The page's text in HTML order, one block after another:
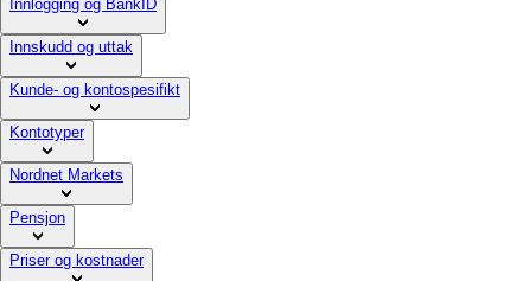
Innlogging og BankID
Innskudd og uttak
Kunde- og kontospesifikt
Kontotyper
Nordnet Markets
Pensjon
Priser og kostnader